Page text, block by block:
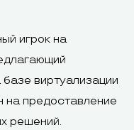
игрок на
виртуализации
на предоставление
решений.